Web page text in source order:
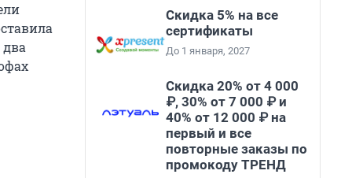
Скидка 5% на все
сертификаты
До 1 января, 2027
Скидка 20% от 4 000
₽, 30% от 7 000 ₽ и
40% от 12 000 ₽ на
первый и все
повторные заказы по
промокоду ТРЕНД